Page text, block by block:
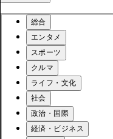
総合
エンタメ
スポーツ
クルマ
ライフ・文化
社会
政治・国際
経済・ビジネス